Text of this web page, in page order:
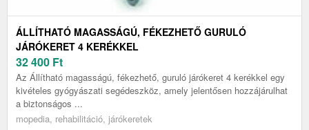
ÁLLÍTHATÓ MAGASSÁGÚ, FÉKEZHETŐ GURULÓ
JÁRÓKERET 4 KERÉKKEL
32 400 Ft
Az Állítható magasságú, fékezhető, guruló járókeret 4 kerékkel egy
kivételes gyógyászati segédeszköz, amely jelentősen hozzájárulhat
a biztonságos ...
mopedia, rehabilitáció, járókeretek